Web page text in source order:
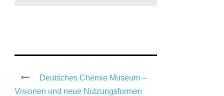
Deutsches Chemie Museum –
Visionen und neue Nutzungsformen